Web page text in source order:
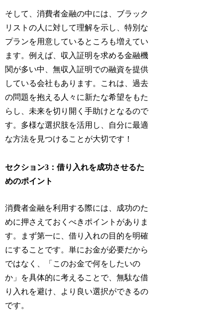
そして、消費者金融の中には、ブラック
リストの人に対して理解を示し、特別な
プランを用意しているところも増えてい
ます。例えば、収入証明を求める金融機
関が多い中、無収入証明での融資を提供
している会社もあります。これは、過去
の問題を抱える人々に新たな希望をもた
らし、未来を切り開く手助けとなるので
す。多様な選択肢を活用し、自分に最適
な方法を見つけることが大切です！
セクション3：借り入れを成功させるた
めのポイント
消費者金融を利用する際には、成功のた
めに押さえておくべきポイントがありま
す。まず第一に、借り入れの目的を明確
にすることです。単にお金が必要だから
ではなく、「このお金で何をしたいの
か」を具体的に考えることで、無駄な借
り入れを避け、より良い選択ができるの
です。